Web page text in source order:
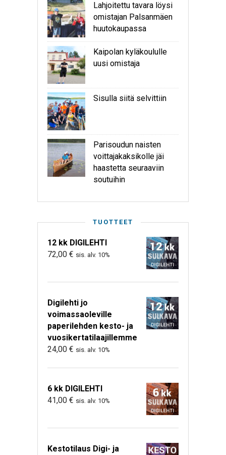
Lahjoitettu tavara löysi
omistajan Palsanmäen
huutokaupassa
Kaipolan kyläkoululle
uusi omistaja
Sisulla siitä selvittiin
Parisoudun naisten
voittajakaksikolle jäi
haastetta seuraaviin
soutuihin
TUOTTEET
12 kk DIGILEHTI
72,00 € sis. alv. 10%
Digilehti jo
voimassaoleville
paperilehden kesto- ja
vuosikertatilaajillemme
24,00 € sis. alv. 10%
6 kk DIGILEHTI
41,00 € sis. alv. 10%
Kestotilaus Digi- ja